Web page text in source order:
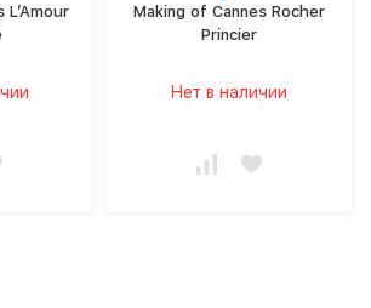
L’Amour
Making of Cannes Rocher
Princier
Нет в наличии